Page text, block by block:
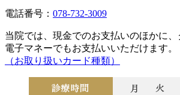
電話番号： 078-732-3009
当院では、現金でのお支払いのほかに、
電子マネーでもお支払いいただけます。
（お取り扱いカード種類）